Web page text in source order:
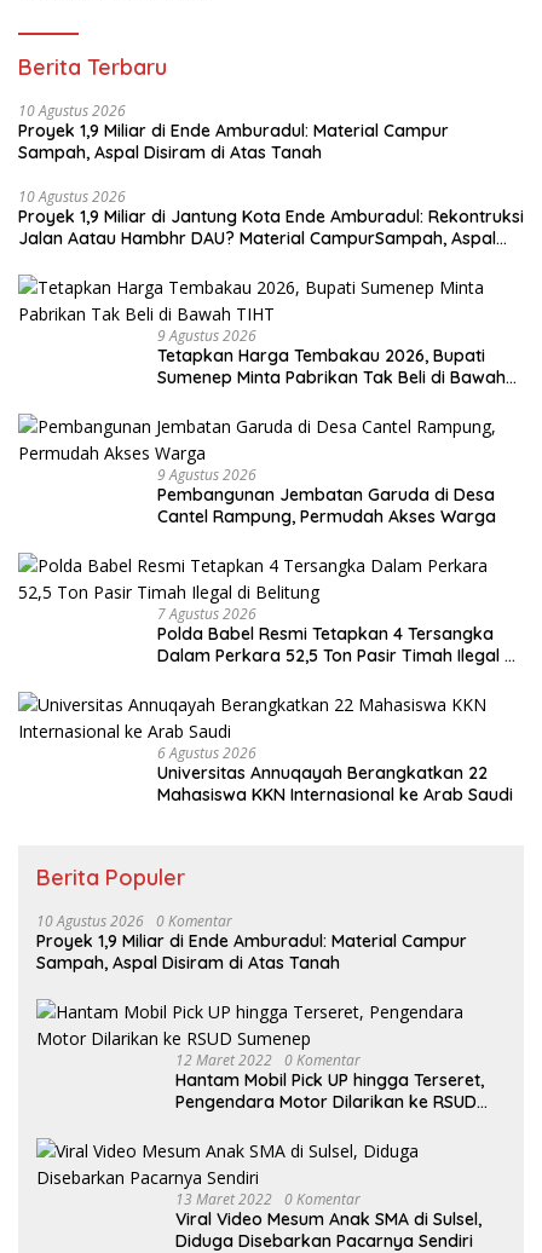
Berita Terbaru
10 Agustus 2026
Proyek 1,9 Miliar di Ende Amburadul: Material Campur
Sampah, Aspal Disiram di Atas Tanah
10 Agustus 2026
Proyek 1,9 Miliar di Jantung Kota Ende Amburadul: Rekontruksi
Jalan Aatau Hambhr DAU? Material CampurSampah, Aspal
9 Agustus 2026
Tetapkan Harga Tembakau 2026, Bupati
Sumenep Minta Pabrikan Tak Beli di Bawah
9 Agustus 2026
Pembangunan Jembatan Garuda di Desa
Cantel Rampung, Permudah Akses Warga
7 Agustus 2026
Polda Babel Resmi Tetapkan 4 Tersangka
Dalam Perkara 52,5 Ton Pasir Timah Ilegal di
6 Agustus 2026
Universitas Annuqayah Berangkatkan 22
Mahasiswa KKN Internasional ke Arab Saudi
Berita Populer
10 Agustus 2026 0 Komentar
Proyek 1,9 Miliar di Ende Amburadul: Material Campur
Sampah, Aspal Disiram di Atas Tanah
12 Maret 2022 0 Komentar
Hantam Mobil Pick UP hingga Terseret,
Pengendara Motor Dilarikan ke RSUD
13 Maret 2022 0 Komentar
Viral Video Mesum Anak SMA di Sulsel,
Diduga Disebarkan Pacarnya Sendiri